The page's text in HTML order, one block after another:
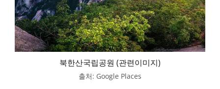
북한산국립공원 (관련이미지)
출처: Google Places